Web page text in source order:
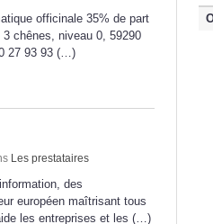
officinale 35% de part
chênes, niveau 0, 59290
27 93 93 (…)
Les prestataires
des
européen maîtrisant tous
les entreprises et les (…)